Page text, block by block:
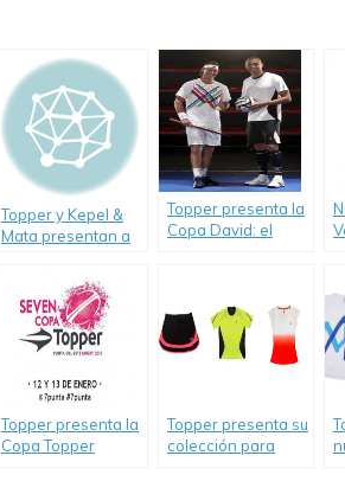
Topper y Kepel &
Mata presentan a
Topper presenta la
Copa David: el
David Nalbandian
Topper presenta la
Copa Topper
Topper presenta su
colección para